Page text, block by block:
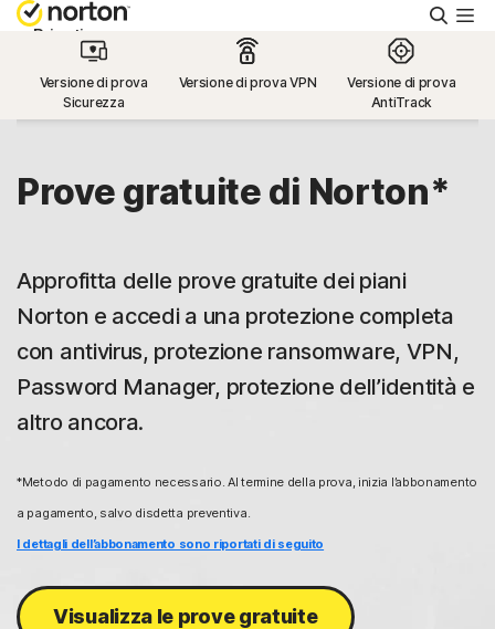
Cerca
Privati
Piccole aziende
Supporto
Italia
Accedi
Versione di prova
Sicurezza
Versione di prova VPN
Versione di prova
AntiTrack
Prove gratuite di Norton*
Approfitta delle prove gratuite dei piani
Norton e accedi a una protezione completa
con antivirus, protezione ransomware, VPN,
Password Manager, protezione dell’identità e
altro ancora.
*Metodo di pagamento necessario. Al termine della prova, inizia l’abbonamento
a pagamento, salvo disdetta preventiva.
I dettagli dell’abbonamento sono riportati di seguito
Visualizza le prove gratuite